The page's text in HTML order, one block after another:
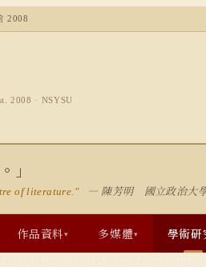
2008
2008 · NSYSU
」
of literature." — 陳芳明 國立政治大
作品資料▾ 多媒體▾ 學術研